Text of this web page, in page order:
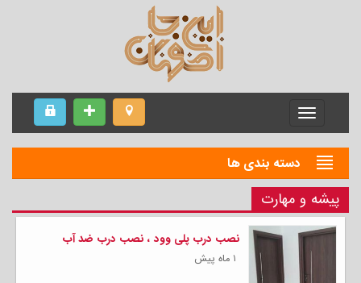
Menu
دسته بندی ها
پیشه و مهارت
نصب درب پلی وود ، نصب درب ضد آب
۱ ماه پیش